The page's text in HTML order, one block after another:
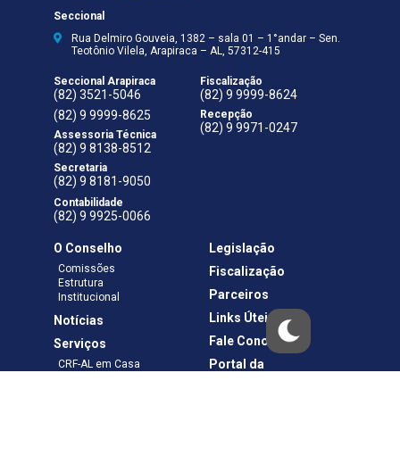
Seccional
Rua Delmiro Gouveia, 1382 – sala 01 – 1°andar – Sen.
Teotônio Vilela, Arapiraca – AL, 57312-415
Seccional Arapiraca
(82) 3521-5046
(82) 9 9999-8625
Assessoria Técnica
(82) 9 8138-8512
Secretaria
(82) 9 8181-9050
Contabilidade
(82) 9 9925-0066
Fiscalização
(82) 9 9999-8624
Recepção
(82) 9 9971-0247
O Conselho
Comissões
Estrutura
Institucional
Notícias
Serviços
CRF-AL em Casa
Legislação
Fiscalização
Parceiros
Links Úteis
Fale Conosco
Portal da